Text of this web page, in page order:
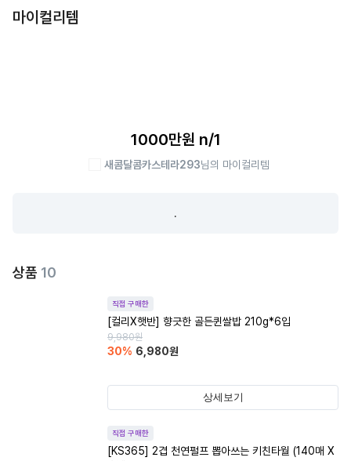
마이컬리템
1000만원 n/1
새콤달콤카스테라293님의 마이컬리템
.
상품 10
직접 구매한
[컬리X햇반] 향긋한 골든퀸쌀밥 210g*6입
9,980원
30% 6,980원
상세보기
직접 구매한
[KS365] 2겹 천연펄프 뽑아쓰는 키친타월 (140매 X